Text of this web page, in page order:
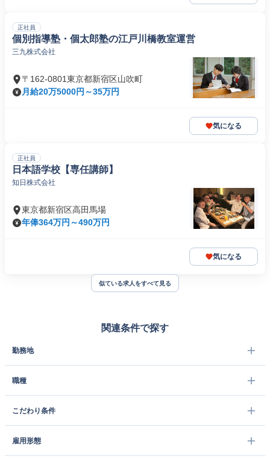
正社員
個別指導塾・個太郎塾の江戸川橋教室運営
三九株式会社
〒162-0801東京都新宿区山吹町
月給20万5000円～35万円
気になる
正社員
日本語学校【専任講師】
知日株式会社
東京都新宿区高田馬場
年俸364万円～490万円
気になる
似ている求人をすべて見る
関連条件で探す
勤務地
職種
こだわり条件
雇用形態